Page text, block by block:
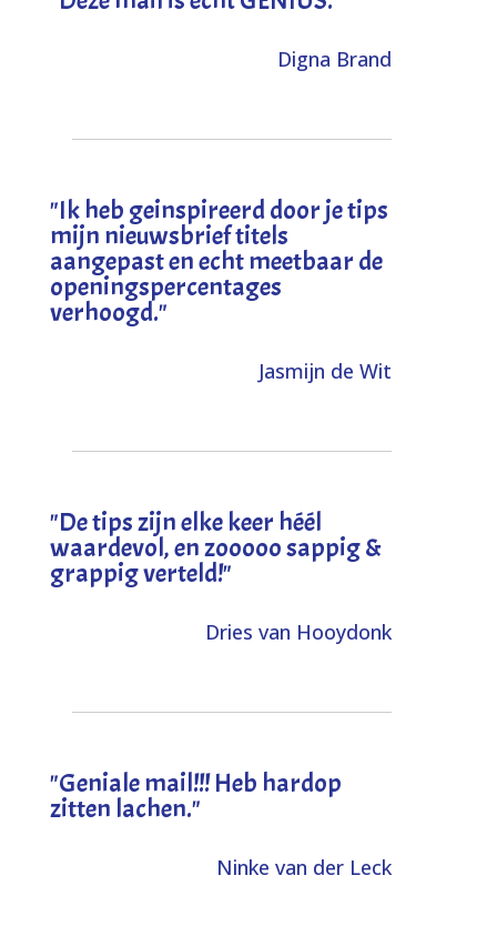
Digna Brand
"Ik heb geinspireerd door je tips
mijn nieuwsbrief titels
aangepast en echt meetbaar de
openingspercentages
verhoogd."
Jasmijn de Wit
"De tips zijn elke keer héél
waardevol, en zooooo sappig &
grappig verteld!"
Dries van Hooydonk
"Geniale mail!!! Heb hardop
zitten lachen."
Ninke van der Leck